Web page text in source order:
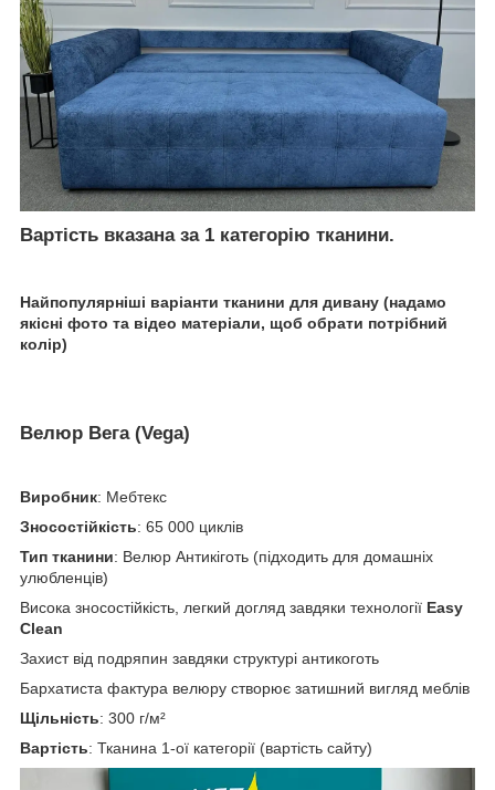
Вартість вказана за 1 категорію тканини.
Найпопулярніші варіанти тканини для дивану (надамо
якісні фото та відео матеріали, щоб обрати потрібний
колір)
Велюр Вега (Vega)
Виробник: Мебтекс
Зносостійкість: 65 000 циклів
Тип тканини: Велюр Антикіготь (підходить для домашніх
улюбленців)
Висока зносостійкість, легкий догляд завдяки технології Easy
Clean
Захист від подряпин завдяки структурі антикоготь
Бархатиста фактура велюру створює затишний вигляд меблів
Щільність: 300 г/м²
Вартість: Тканина 1-ої категорії (вартість сайту)